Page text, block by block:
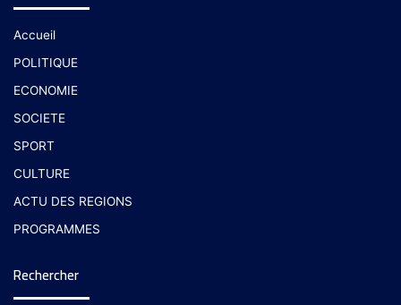
Accueil
POLITIQUE
ECONOMIE
SOCIETE
SPORT
CULTURE
ACTU DES REGIONS
PROGRAMMES
Rechercher